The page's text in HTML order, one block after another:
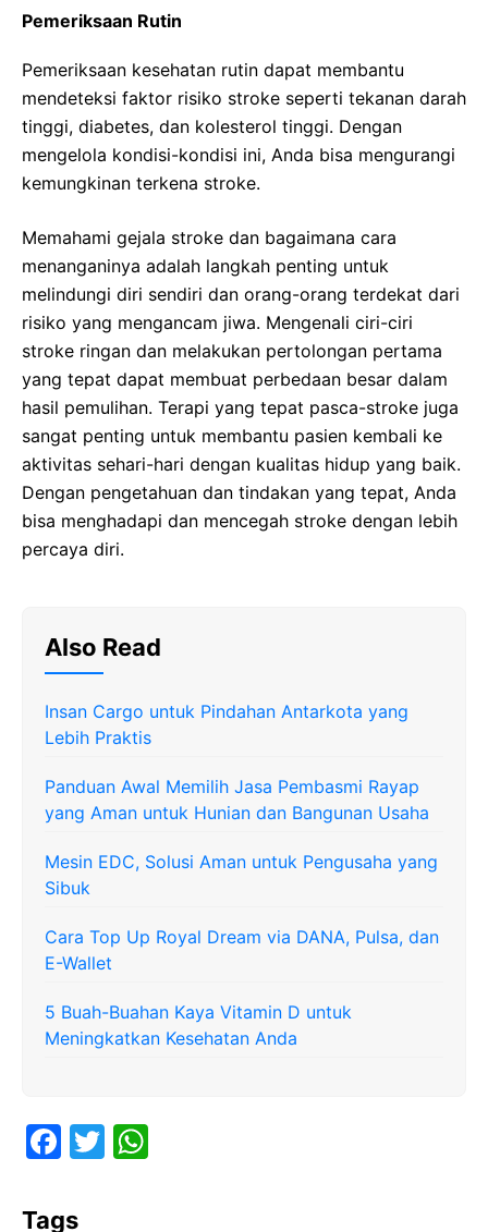
Pemeriksaan Rutin
Pemeriksaan kesehatan rutin dapat membantu
mendeteksi faktor risiko stroke seperti tekanan darah
tinggi, diabetes, dan kolesterol tinggi. Dengan
mengelola kondisi-kondisi ini, Anda bisa mengurangi
kemungkinan terkena stroke.
Memahami gejala stroke dan bagaimana cara
menanganinya adalah langkah penting untuk
melindungi diri sendiri dan orang-orang terdekat dari
risiko yang mengancam jiwa. Mengenali ciri-ciri
stroke ringan dan melakukan pertolongan pertama
yang tepat dapat membuat perbedaan besar dalam
hasil pemulihan. Terapi yang tepat pasca-stroke juga
sangat penting untuk membantu pasien kembali ke
aktivitas sehari-hari dengan kualitas hidup yang baik.
Dengan pengetahuan dan tindakan yang tepat, Anda
bisa menghadapi dan mencegah stroke dengan lebih
percaya diri.
Also Read
Insan Cargo untuk Pindahan Antarkota yang
Lebih Praktis
Panduan Awal Memilih Jasa Pembasmi Rayap
yang Aman untuk Hunian dan Bangunan Usaha
Mesin EDC, Solusi Aman untuk Pengusaha yang
Sibuk
Cara Top Up Royal Dream via DANA, Pulsa, dan
E-Wallet
5 Buah-Buahan Kaya Vitamin D untuk
Meningkatkan Kesehatan Anda
F
c
T
Tags